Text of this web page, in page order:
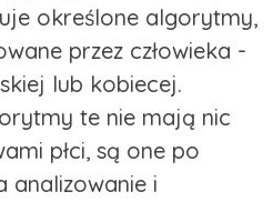
określone algorytmy,
przez człowieka -
lub kobiecej.
te nie mają nic
płci, są one po
analizowanie i